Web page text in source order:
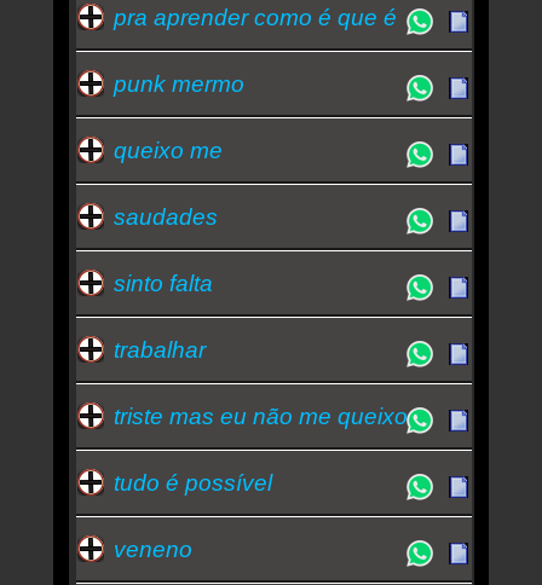
pra aprender como é que é
punk mermo
queixo me
saudades
sinto falta
trabalhar
triste mas eu não me queixo
tudo é possível
veneno